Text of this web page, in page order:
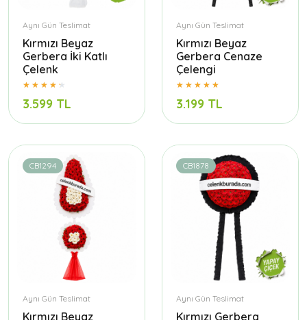
Aynı Gün Teslimat
Kırmızı Beyaz
Gerbera İki Katlı
Çelenk
3.599 TL
Aynı Gün Teslimat
Kırmızı Beyaz
Gerbera Cenaze
Çelengi
3.199 TL
CB1294
Aynı Gün Teslimat
Kırmızı Beyaz
CB1878
Aynı Gün Teslimat
Kırmızı Gerbera